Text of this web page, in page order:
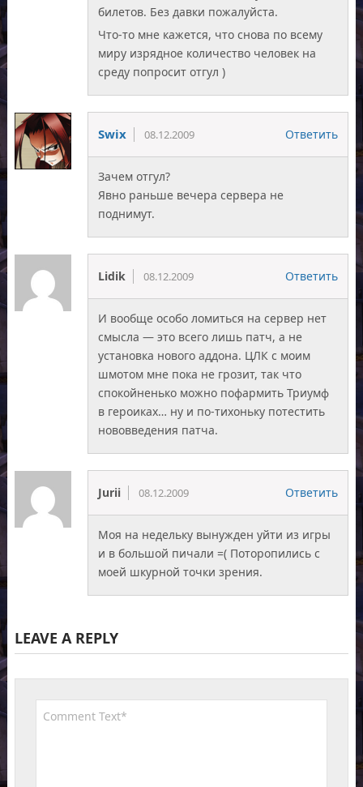
билетов. Без давки пожалуйста.
Что-то мне кажется, что снова по всему
миру изрядное количество человек на
среду попросит отгул )
Swix 08.12.2009 Ответить
Зачем отгул?
Явно раньше вечера сервера не
поднимут.
Lidik 08.12.2009 Ответить
И вообще особо ломиться на сервер нет
смысла — это всего лишь патч, а не
установка нового аддона. ЦЛК с моим
шмотом мне пока не грозит, так что
спокойненько можно пофармить Триумф
в героиках… ну и по-тихоньку потестить
нововведения патча.
Jurii 08.12.2009 Ответить
Моя на недельку вынужден уйти из игры
и в большой пичали =( Поторопились с
моей шкурной точки зрения.
LEAVE A REPLY